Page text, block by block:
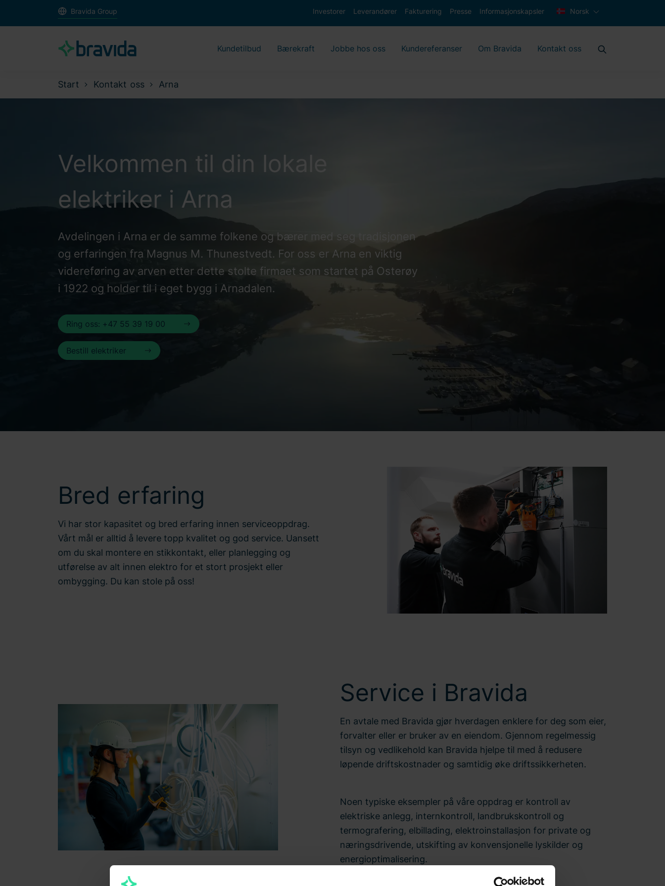
Bravida Group Investorer Leverandører Fakturering Presse Informasjonskapsler Norsk
Kundetilbud Bærekraft Jobbe hos oss Kundereferanser Om Bravida Kontakt oss
Start Kontakt oss Arna
Velkommen til din lokale
elektriker i Arna
Avdelingen i Arna er de samme folkene og bærer med seg tradisjonen
og erfaringen fra Magnus M. Thunestvedt. For oss er Arna en viktig
videreføring av arven etter dette stolte firmaet som startet på Osterøy
i 1922 og holder til i eget bygg i Arnadalen.
Ring oss: +47 55 39 19 00
Bestill elektriker
Bred erfaring
Vi har stor kapasitet og bred erfaring innen serviceoppdrag.
Vårt mål er alltid å levere topp kvalitet og god service. Uansett
om du skal montere en stikkontakt, eller planlegging og
utførelse av alt innen elektro for et stort prosjekt eller
ombygging. Du kan stole på oss!
Service i Bravida
En avtale med Bravida gjør hverdagen enklere for deg som eier,
forvalter eller er bruker av en eiendom. Gjennom regelmessig
tilsyn og vedlikehold kan Bravida hjelpe til med å redusere
løpende driftskostnader og samtidig øke driftssikkerheten.
Noen typiske eksempler på våre oppdrag er kontroll av
elektriske anlegg, internkontroll, landbrukskontroll og
termografering, elbillading, elektroinstallasjon for private og
næringsdrivende, utskifting av konvensjonelle lyskilder og
energioptimalisering.